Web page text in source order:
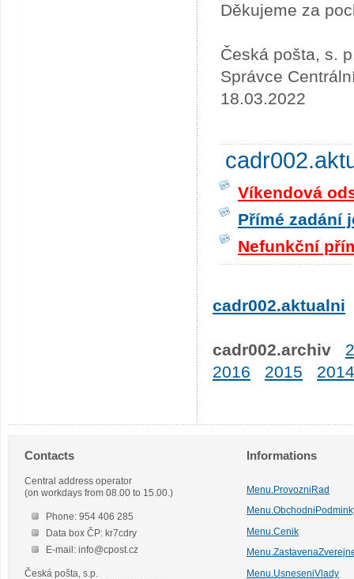
Děkujeme za
Česká pošta, s.
Správce
18.03.2022
Víkendová
Přímé zadání
Nefunkční
cadr002.aktualni
cadr002.archiv
2016
2015 2014
Contacts
Central address operator
(on workdays from 08.00 to 15.00.)
Phone: 954 406 285
Data box ČP: kr7cdry
E-mail: info@cpost.cz
Česká pošta, s.p.
Informations
Menu.ProvozniRad
Menu.Cenik
Menu.UsneseniVlady